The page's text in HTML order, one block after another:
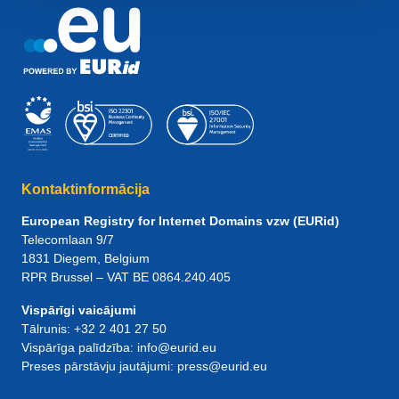
Kontaktinformācija
European Registry for Internet Domains vzw (EURid)
Telecomlaan 9/7
1831 Diegem , Belgium
RPR Brussel – VAT BE 0864.240.405
Vispārīgi vaicājumi
Tālrunis: +32 2 401 27 50
Vispārīga palīdzība: info@eurid.eu
Preses pārstāvju jautājumi: press@eurid.eu